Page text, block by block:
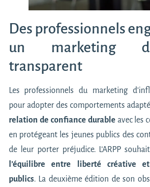
Des professionnels
un marketing
transparent
Les professionnels du marketing
pour adopter des comportements
relation de confiance durable avec les
en protégeant les jeunes publics des
de leur porter préjudice. L’ARPP
l’équilibre entre liberté créative
publics. La deuxième édition de son